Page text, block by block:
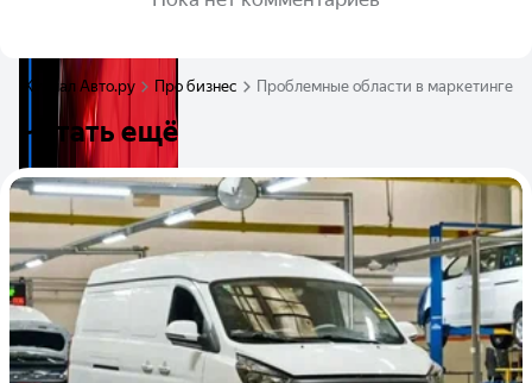
Журнал Авто.ру Про бизнес Проблемные области в маркетинге
Читать ещё